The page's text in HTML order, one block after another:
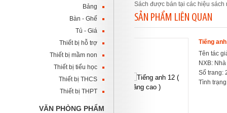
Bảng
Bàn - Ghế
Tủ - Giá
Thiết bị hỗ trợ
Thiết bị mầm non
Thiết bị tiểu học
Thiết bị THCS
Thiết bị THPT
VĂN PHÒNG PHẨM
Sách được bán tại các hiệu
SẢN PHẨM LIÊN QUAN
Tiếng anh 12 ( Nâng cao )
Tên tác giả: Tứ Anh
Tình trạng:
Còn hàng